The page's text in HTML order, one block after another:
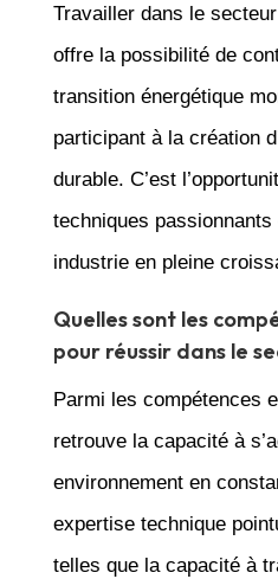
Travailler dans le
offre la possibilité de
transition énergétique
participant à la création
durable. C’est
techniques passionnants
industrie en pleine
Quelles sont les
pour réussir dans le
Parmi les compétences
retrouve la capacité à
environnement en
expertise technique
telles que la capacité à